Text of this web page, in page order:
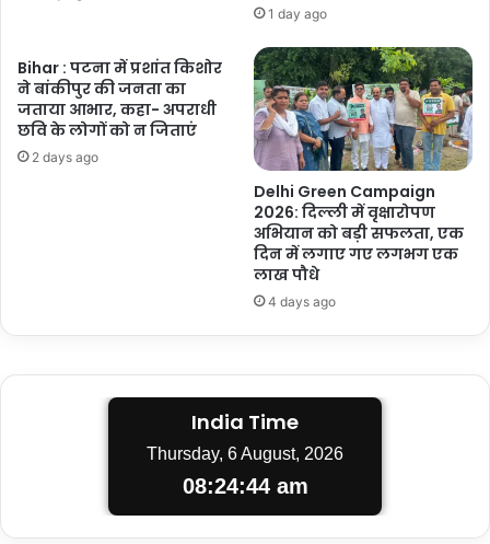
1 day ago
Bihar : पटना में प्रशांत किशोर
ने बांकीपुर की जनता का
जताया आभार, कहा- अपराधी
छवि के लोगों को न जिताएं
2 days ago
Delhi Green Campaign
2026: दिल्ली में वृक्षारोपण
अभियान को बड़ी सफलता, एक
दिन में लगाए गए लगभग एक
लाख पौधे
4 days ago
India Time
Thursday, 6 August, 2026
08:24:45 am